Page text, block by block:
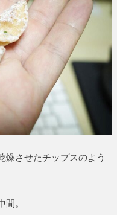
燥させたチップスのよう
。